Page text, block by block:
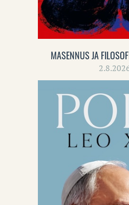
MASENNUS JA